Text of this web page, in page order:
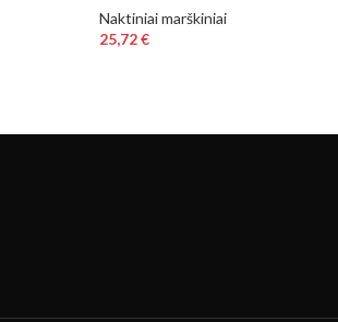
Naktiniai marškiniai
25,72€